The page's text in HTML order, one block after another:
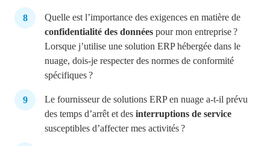
Quelle est l’importance des exigences en matière de
confidentialité des données pour mon entreprise ?
Lorsque j’utilise une solution ERP hébergée dans le
nuage, dois-je respecter des normes de conformité
spécifiques ?
Le fournisseur de solutions ERP en nuage a-t-il prévu
des temps d’arrêt et des interruptions de service
susceptibles d’affecter mes activités ?